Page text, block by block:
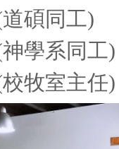
碩同工)
(神學系
(校牧室